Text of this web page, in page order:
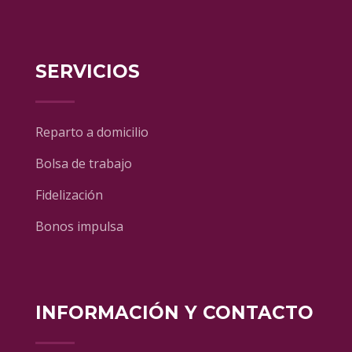
SERVICIOS
Reparto a domicilio
Bolsa de trabajo
Fidelización
Bonos impulsa
INFORMACIÓN Y CONTACTO